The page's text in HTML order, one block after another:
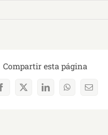
Compartir esta página
Facebook
X LinkedInWhatsAppCorreo